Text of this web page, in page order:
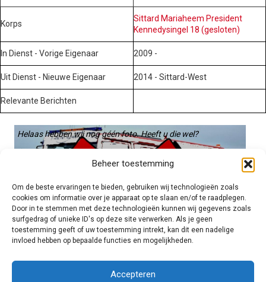
Beheer toestemming
Om de beste ervaringen te bieden, gebruiken wij technologieën zoals
cookies om informatie over je apparaat op te slaan en/of te raadplegen.
Door in te stemmen met deze technologieën kunnen wij gegevens zoals
surfgedrag of unieke ID's op deze site verwerken. Als je geen
toestemming geeft of uw toestemming intrekt, kan dit een nadelige
invloed hebben op bepaalde functies en mogelijkheden.
Accepteren
Korps
Sittard Mariaheem President
Kennedysingel 18 (gesloten)
In Dienst - Vorige Eigenaar 2009 -
Uit Dienst - Nieuwe Eigenaar 2014 - Sittard-West
Relevante Berichten
Helaas hebben wij nog géén foto. Heeft u die wel?
Graag gebruiken we die. Stuur hem op naar:
voertuigen@hulpverleningsdiensten.nl